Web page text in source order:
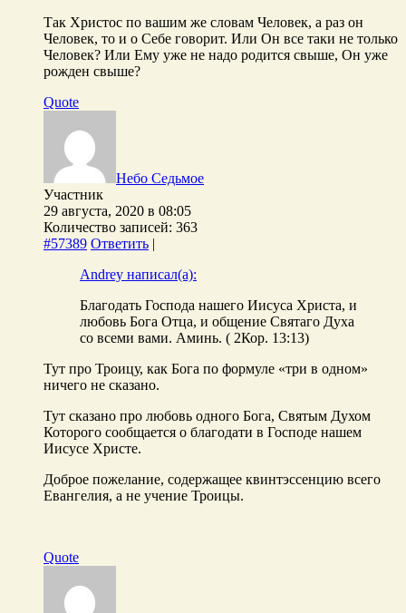
Так Христос по вашим же словам Человек, а раз он
Человек, то и о Себе говорит. Или Он все таки не только
Человек? Или Ему уже не надо родится свыше, Он уже
рожден свыше?
Quote
Небо Седьмое
Участник
29 августа, 2020 в 08:05
Количество записей: 363
#57389 Ответить |
Andrey написал(а):
Благодать Господа нашего Иисуса Христа, и
любовь Бога Отца, и общение Святаго Духа
со всеми вами. Аминь. ( 2Кор. 13:13)
Тут про Троицу, как Бога по формуле «три в одном»
ничего не сказано.
Тут сказано про любовь одного Бога, Святым Духом
Которого сообщается о благодати в Господе нашем
Иисусе Христе.
Доброе пожелание, содержащее квинтэссенцию всего
Евангелия, а не учение Троицы.
Quote